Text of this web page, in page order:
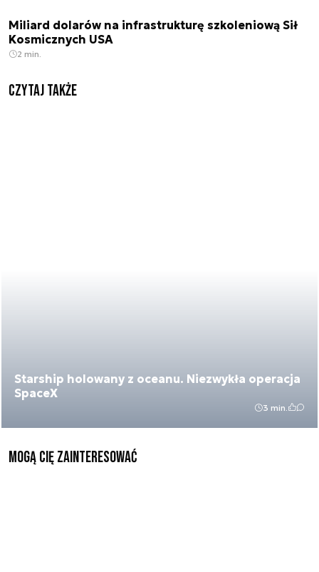
Miliard dolarów na infrastrukturę szkoleniową Sił
Kosmicznych USA
2 min.
Czytaj także
Starship holowany z oceanu. Niezwykła operacja
SpaceX
3 min.
Mogą Cię zainteresować